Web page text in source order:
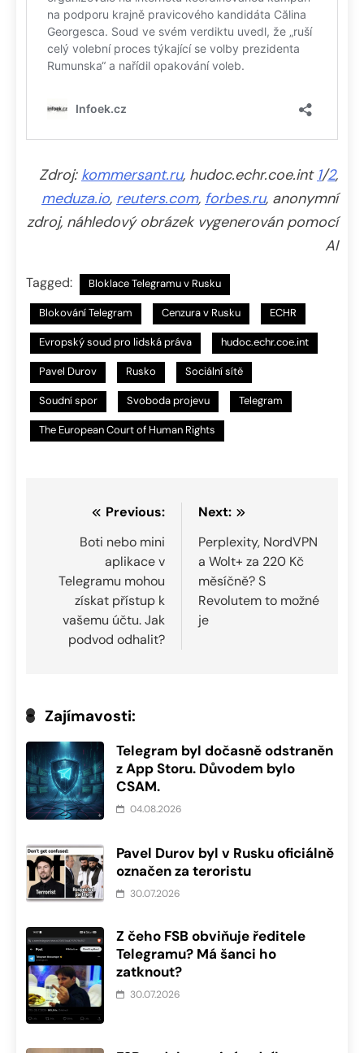
Zdroj: kommersant.ru, hudoc.echr.coe.int 1/2,
meduza.io, reuters.com, forbes.ru, anonymní
zdroj, náhledový obrázek vygenerován pomocí
AI
Tagged: Bloklace Telegramu v Rusku
Blokování Telegram Cenzura v Rusku ECHR
Evropský soud pro lidská práva hudoc.echr.coe.int
Pavel Durov Rusko Sociální sítě
Soudní spor Svoboda projevu Telegram
The European Court of Human Rights
Navigace
příspěvek
Previous:
Boti nebo mini
aplikace v
Telegramu mohou
získat přístup k
vašemu účtu. Jak
podvod odhalit?
Next:
Perplexity, NordVPN
a Wolt+ za 220 Kč
měsíčně? S
Revolutem to možné
je
Zajímavosti:
Telegram byl dočasně odstraněn
z App Storu. Důvodem bylo
CSAM.
04.08.2026
Pavel Durov byl v Rusku oficiálně
označen za teroristu
30.07.2026
Z čeho FSB obviňuje ředitele
Telegramu? Má šanci ho
zatknout?
30.07.2026